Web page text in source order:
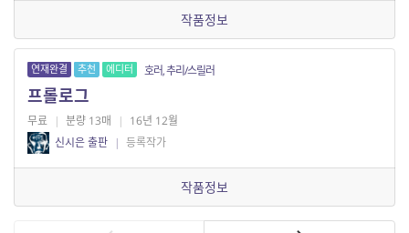
작품정보
연재완결 추천 에디터 호러, 추리/스릴러
프롤로그
무료 | 분량 13매 | 16년 12월
신시은 출판 | 등록작가
작품정보